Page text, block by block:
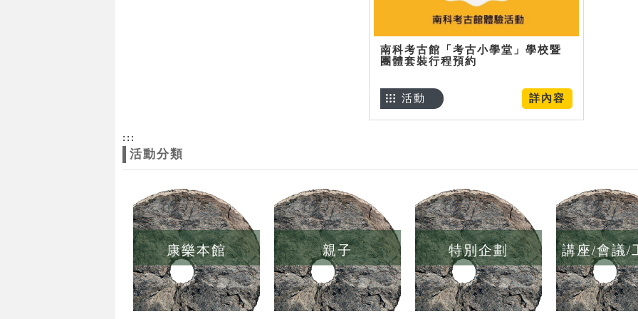
南科考古館「考古小學堂」學校暨
團體套裝行程預約
詳內容
活動
:::
活動分類
康樂本館 親子 特別企劃 講座/會議/